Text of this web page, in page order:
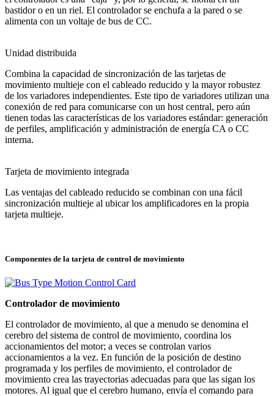
bastidor o en un riel. El controlador se enchufa a la pared o se
alimenta con un voltaje de bus de CC.
Unidad distribuida
Combina la capacidad de sincronización de las tarjetas de
movimiento multieje con el cableado reducido y la mayor robustez
de los variadores independientes. Este tipo de variadores utilizan una
conexión de red para comunicarse con un host central, pero aún
tienen todas las características de los variadores estándar: generación
de perfiles, amplificación y administración de energía CA o CC
interna.
Tarjeta de movimiento integrada
Las ventajas del cableado reducido se combinan con una fácil
sincronización multieje al ubicar los amplificadores en la propia
tarjeta multieje.
Componentes de la tarjeta de control de movimiento
Controlador de movimiento
El controlador de movimiento, al que a menudo se denomina el
cerebro del sistema de control de movimiento, coordina los
accionamientos del motor; a veces se controlan varios
accionamientos a la vez. En función de la posición de destino
programada y los perfiles de movimiento, el controlador de
movimiento crea las trayectorias adecuadas para que las sigan los
motores. Al igual que el cerebro humano, envía el comando para